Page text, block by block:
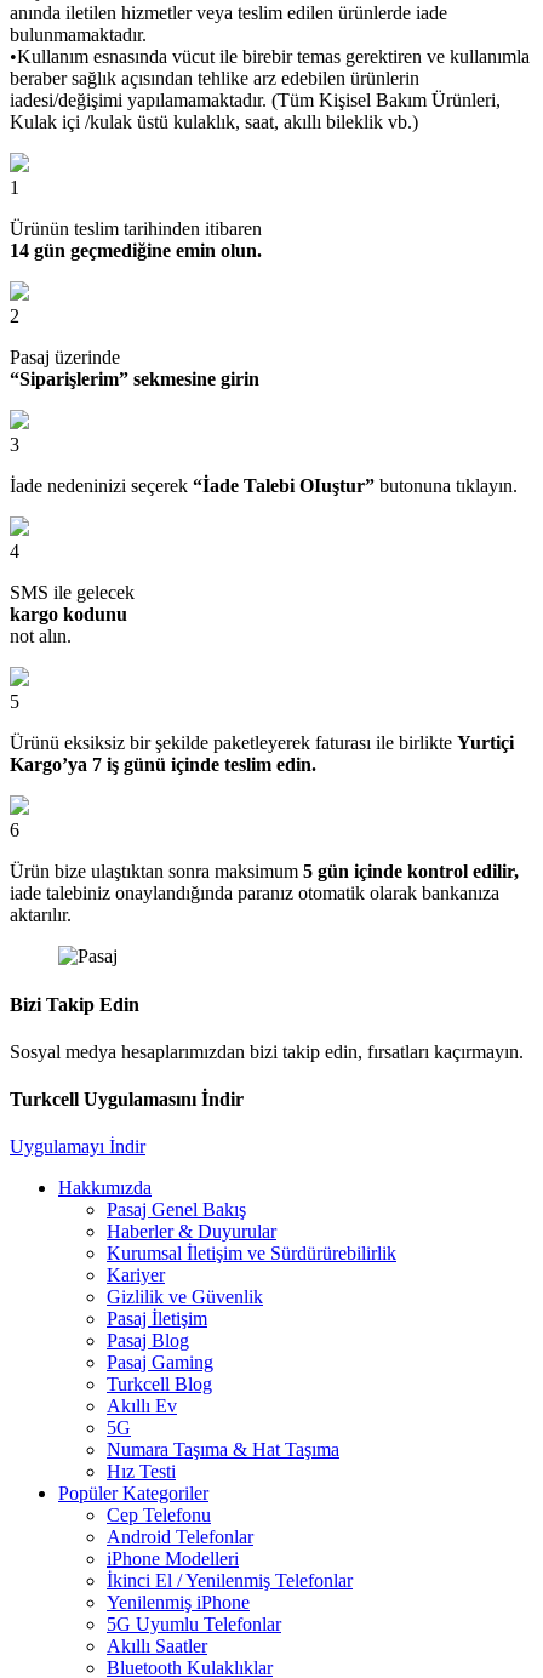
anında iletilen hizmetler veya teslim edilen ürünlerde iade
bulunmamaktadır.
•Kullanım esnasında vücut ile birebir temas gerektiren ve kullanımla
beraber sağlık açısından tehlike arz edebilen ürünlerin
iadesi/değişimi yapılamamaktadır. (Tüm Kişisel Bakım Ürünleri,
Kulak içi /kulak üstü kulaklık, saat, akıllı bileklik vb.)
1
Ürünün teslim tarihinden itibaren
14 gün geçmediğine emin olun.
2
Pasaj üzerinde
“Siparişlerim” sekmesine girin
3
İade nedeninizi seçerek “İade Talebi OIuştur” butonuna tıklayın.
4
SMS ile gelecek
kargo kodunu
not alın.
5
Ürünü eksiksiz bir şekilde paketleyerek faturası ile birlikte Yurtiçi
Kargo’ya 7 iş günü içinde teslim edin.
6
Ürün bize ulaştıktan sonra maksimum 5 gün içinde kontrol edilir,
iade talebiniz onaylandığında paranız otomatik olarak bankanıza
aktarılır.
Bizi Takip Edin
Sosyal medya hesaplarımızdan bizi takip edin, fırsatları kaçırmayın.
Turkcell Uygulamasını İndir
Uygulamayı İndir
Hakkımızda
Pasaj Genel Bakış
Haberler & Duyurular
Kurumsal İletişim ve Sürdürürebilirlik
Kariyer
Gizlilik ve Güvenlik
Pasaj İletişim
Pasaj Blog
Pasaj Gaming
Turkcell Blog
Akıllı Ev
5G
Numara Taşıma & Hat Taşıma
Hız Testi
Popüler Kategoriler
Cep Telefonu
Android Telefonlar
iPhone Modelleri
İkinci El / Yenilenmiş Telefonlar
Yenilenmiş iPhone
5G Uyumlu Telefonlar
Akıllı Saatler
Bluetooth Kulaklıklar